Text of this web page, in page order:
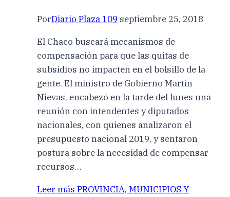
PorDiario Plaza 109 septiembre 25, 2018
El Chaco buscará mecanismos de
compensación para que las quitas de
subsidios no impacten en el bolsillo de la
gente. El ministro de Gobierno Martin
Nievas, encabezó en la tarde del lunes una
reunión con intendentes y diputados
nacionales, con quienes analizaron el
presupuesto nacional 2019, y sentaron
postura sobre la necesidad de compensar
recursos…
Leer más PROVINCIA, MUNICIPIOS Y